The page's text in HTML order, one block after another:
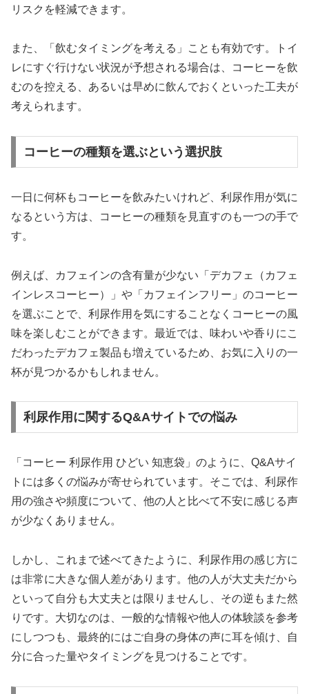
リスクを軽減できます。
また、「飲むタイミングを考える」ことも有効です。トイ
レにすぐ行けない状況が予想される場合は、コーヒーを飲
むのを控える、あるいは早めに飲んでおくといった工夫が
考えられます。
コーヒーの種類を選ぶという選択肢
一日に何杯もコーヒーを飲みたいけれど、利尿作用が気に
なるという方は、コーヒーの種類を見直すのも一つの手で
す。
例えば、カフェインの含有量が少ない「デカフェ（カフェ
インレスコーヒー）」や「カフェインフリー」のコーヒー
を選ぶことで、利尿作用を気にすることなくコーヒーの風
味を楽しむことができます。最近では、味わいや香りにこ
だわったデカフェ製品も増えているため、お気に入りの一
杯が見つかるかもしれません。
利尿作用に関するQ&Aサイトでの悩み
「コーヒー 利尿作用 ひどい 知恵袋」のように、Q&Aサイ
トには多くの悩みが寄せられています。そこでは、利尿作
用の強さや頻度について、他の人と比べて不安に感じる声
が少なくありません。
しかし、これまで述べてきたように、利尿作用の感じ方に
は非常に大きな個人差があります。他の人が大丈夫だから
といって自分も大丈夫とは限りませんし、その逆もまた然
りです。大切なのは、一般的な情報や他人の体験談を参考
にしつつも、最終的にはご自身の身体の声に耳を傾け、自
分に合った量やタイミングを見つけることです。